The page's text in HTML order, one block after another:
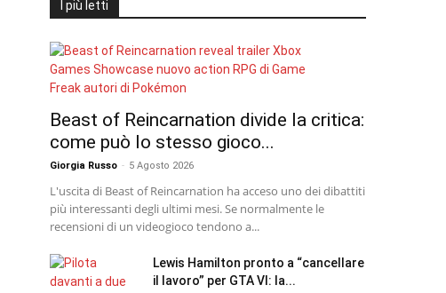
I più letti
Beast of Reincarnation divide la critica:
come può lo stesso gioco...
Giorgia Russo - 5 Agosto 2026
L'uscita di Beast of Reincarnation ha acceso uno dei dibattiti
più interessanti degli ultimi mesi. Se normalmente le
recensioni di un videogioco tendono a...
Lewis Hamilton pronto a “cancellare
il lavoro” per GTA VI: la...